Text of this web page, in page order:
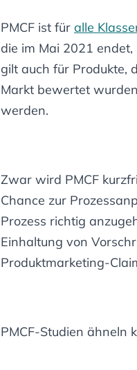
PMCF ist für alle
die im Mai 2021
gilt auch für Produkte,
Markt bewertet
werden.
Zwar wird PMCF
Chance zur
Prozess richtig
Einhaltung von
Produktmarketing-
PMCF-Studien ähneln